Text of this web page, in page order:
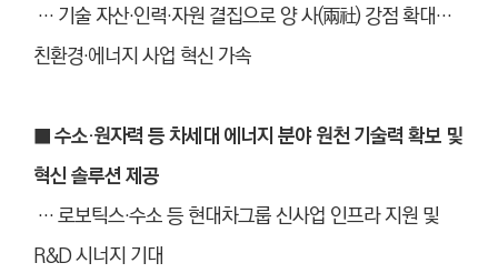
… 기술 자산·인력·자원 결집으로 양 사(兩社) 강점 확대…
친환경·에너지 사업 혁신 가속
■ 수소·원자력 등 차세대 에너지 분야 원천 기술력 확보 및
혁신 솔루션 제공
… 로보틱스·수소 등 현대차그룹 신사업 인프라 지원 및
R&D 시너지 기대